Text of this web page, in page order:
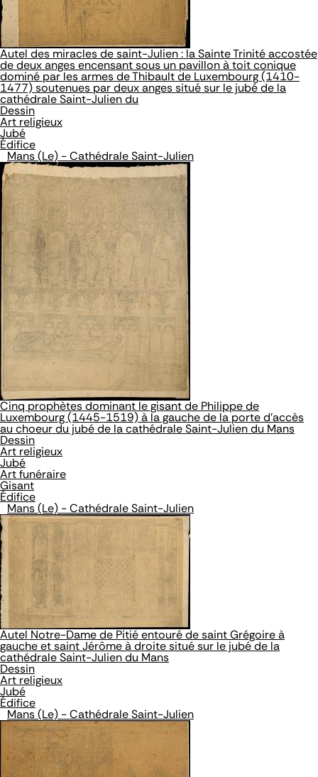
Autel des miracles de saint-Julien : la Sainte Trinité accostée
de deux anges encensant sous un pavillon à toit conique
dominé par les armes de Thibault de Luxembourg (1410-
1477) soutenues par deux anges situé sur le jubé de la
cathédrale Saint-Julien du
Dessin
Art religieux
Jubé
Édifice
Mans (Le) - Cathédrale Saint-Julien
Cinq prophètes dominant le gisant de Philippe de
Luxembourg (1445-1519) à la gauche de la porte d'accès
au choeur du jubé de la cathédrale Saint-Julien du Mans
Dessin
Art religieux
Jubé
Art funéraire
Gisant
Édifice
Mans (Le) - Cathédrale Saint-Julien
Autel Notre-Dame de Pitié entouré de saint Grégoire à
gauche et saint Jérôme à droite situé sur le jubé de la
cathédrale Saint-Julien du Mans
Dessin
Art religieux
Jubé
Édifice
Mans (Le) - Cathédrale Saint-Julien